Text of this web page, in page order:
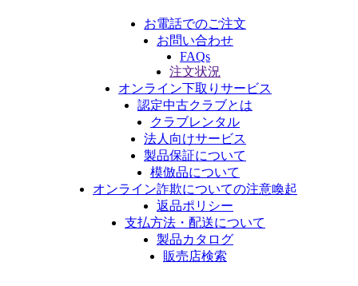
お電話でのご注文
お問い合わせ
FAQs
注文状況
オンライン下取りサービス
認定中古クラブとは
クラブレンタル
法人向けサービス
製品保証について
模倣品について
オンライン詐欺についての注意喚起
返品ポリシー
支払方法・配送について
製品カタログ
販売店検索